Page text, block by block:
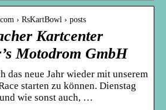
› RsKartBowl › posts
Kartcenter
Motodrom GmbH
das neue Jahr wieder mit unserem
starten zu können. Dienstag
wie sonst auch, …